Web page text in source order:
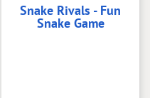
Snake Rivals - Fun
Snake Game